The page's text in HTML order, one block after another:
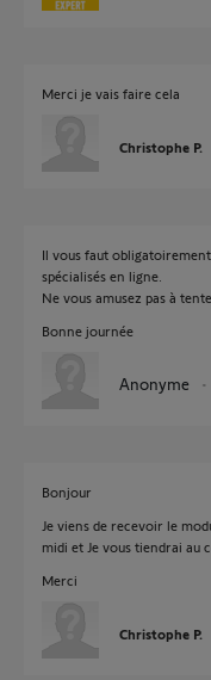
Merci je vais faire cela
Christophe P.
Il vous faut
spécialisés en ligne.
Ne vous amusez pas à
Bonne journée
Anonyme
Bonjour
Je viens de recevoir le
midi et Je vous tiendrai au
Merci
Christophe P.